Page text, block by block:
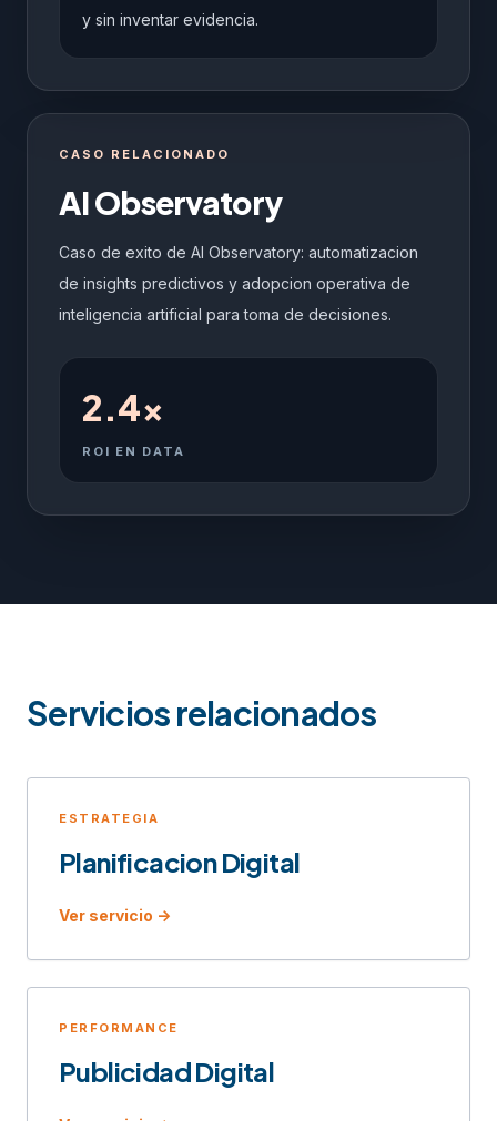
y sin inventar evidencia.
CASO RELACIONADO
AI Observatory
Caso de exito de AI Observatory: automatizacion
de insights predictivos y adopcion operativa de
inteligencia artificial para toma de decisiones.
2.4x
ROI EN DATA
Servicios relacionados
ESTRATEGIA
Planificacion Digital
Ver servicio ->
PERFORMANCE
Publicidad Digital